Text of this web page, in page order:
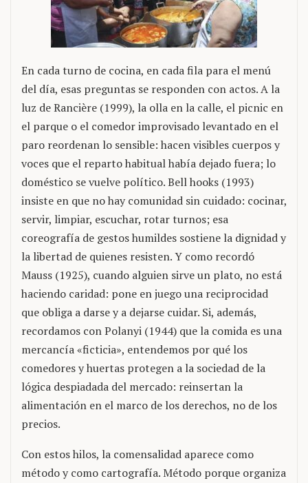
En cada turno de cocina, en cada fila para el menú
del día, esas preguntas se responden con actos. A la
luz de Rancière (1999), la olla en la calle, el picnic en
el parque o el comedor improvisado levantado en el
paro reordenan lo sensible: hacen visibles cuerpos y
voces que el reparto habitual había dejado fuera; lo
doméstico se vuelve político. Bell hooks (1993)
insiste en que no hay comunidad sin cuidado: cocinar,
servir, limpiar, escuchar, rotar turnos; esa
coreografía de gestos humildes sostiene la dignidad y
la libertad de quienes resisten. Y como recordó
Mauss (1925), cuando alguien sirve un plato, no está
haciendo caridad: pone en juego una reciprocidad
que obliga a darse y a dejarse cuidar. Si, además,
recordamos con Polanyi (1944) que la comida es una
mercancía «ficticia», entendemos por qué los
comedores y huertas protegen a la sociedad de la
lógica despiadada del mercado: reinsertan la
alimentación en el marco de los derechos, no de los
precios.
Con estos hilos, la comensalidad aparece como
método y como cartografía. Método porque organiza